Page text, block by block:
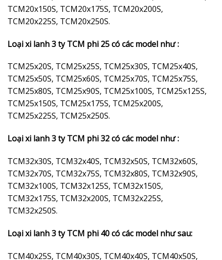
TCM20x150S, TCM20x175S, TCM20x200S,
TCM20x225S, TCM20x250S.
Loại xi lanh 3 ty TCM phi 25 có các model như :
TCM25x20S, TCM25x25S, TCM25x30S, TCM25x40S,
TCM25x50S, TCM25x60S, TCM25x70S, TCM25x75S,
TCM25x80S, TCM25x90S, TCM25x100S, TCM25x125S,
TCM25x150S, TCM25x175S, TCM25x200S,
TCM25x225S, TCM25x250S.
Loại xi lanh 3 ty TCM phi 32 có các model như :
TCM32x30S, TCM32x40S, TCM32x50S, TCM32x60S,
TCM32x70S, TCM32x75S, TCM32x80S, TCM32x90S,
TCM32x100S, TCM32x125S, TCM32x150S,
TCM32x175S, TCM32x200S, TCM32x225S,
TCM32x250S.
Loại xi lanh 3 ty TCM phi 40 có các model như sau:
TCM40x25S, TCM40x30S, TCM40x40S, TCM40x50S,